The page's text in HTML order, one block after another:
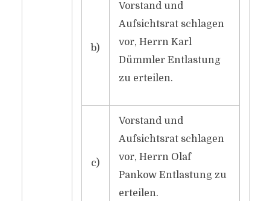
b)
Vorstand und
Aufsichtsrat schlagen
vor, Herrn Karl
Dümmler Entlastung
zu erteilen.
c)
Vorstand und
Aufsichtsrat schlagen
vor, Herrn Olaf
Pankow Entlastung zu
erteilen.